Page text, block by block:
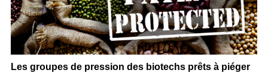
Les groupes de pression des biotechs prêts à piéger